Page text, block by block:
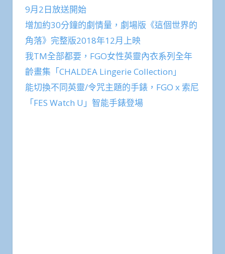
9月2日放送開始
增加約30分鐘的劇情量，劇場版《這個世界的
角落》完整版2018年12月上映
我TM全部都要，FGO女性英靈內衣系列全年
齡畫集「CHALDEA Lingerie Collection」
能切換不同英靈/令咒主題的手錶，FGO x 索尼
「FES Watch U」智能手錶登場